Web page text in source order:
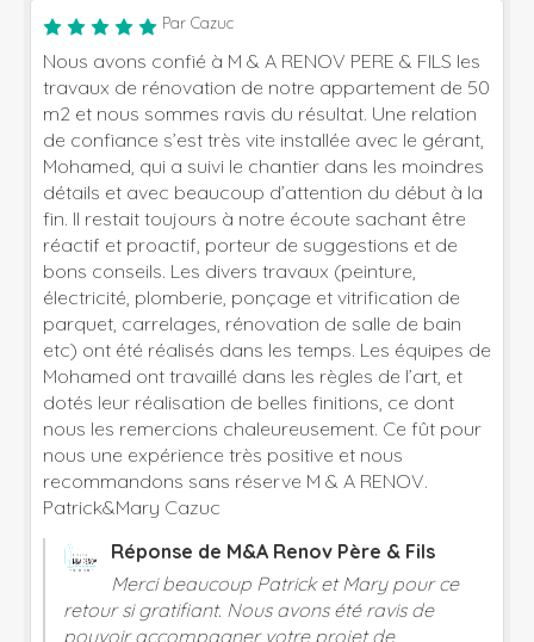
Par Cazuc
Nous avons confié à M & A RENOV PERE & FILS les
travaux de rénovation de notre appartement de 50
m2 et nous sommes ravis du résultat. Une relation
de confiance s’est très vite installée avec le gérant,
Mohamed, qui a suivi le chantier dans les moindres
détails et avec beaucoup d’attention du début à la
fin. Il restait toujours à notre écoute sachant être
réactif et proactif, porteur de suggestions et de
bons conseils. Les divers travaux (peinture,
électricité, plomberie, ponçage et vitrification de
parquet, carrelages, rénovation de salle de bain
etc) ont été réalisés dans les temps. Les équipes de
Mohamed ont travaillé dans les règles de l’art, et
dotés leur réalisation de belles finitions, ce dont
nous les remercions chaleureusement. Ce fût pour
nous une expérience très positive et nous
recommandons sans réserve M & A RENOV.
Patrick&Mary Cazuc
Réponse de M&A Renov Père & Fils
Merci beaucoup Patrick et Mary pour ce
retour si gratifiant. Nous avons été ravis de
pouvoir accompagner votre projet de